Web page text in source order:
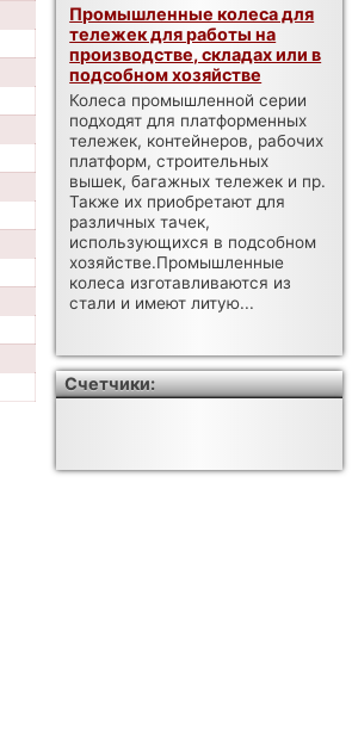
Промышленные колеса для
тележек для работы на
производстве, складах или в
подсобном хозяйстве
Колеса промышленной серии
подходят для платформенных
тележек, контейнеров, рабочих
платформ, строительных
вышек, багажных тележек и пр.
Также их приобретают для
различных тачек,
использующихся в подсобном
хозяйстве.Промышленные
колеса изготавливаются из
стали и имеют литую...
Счетчики: